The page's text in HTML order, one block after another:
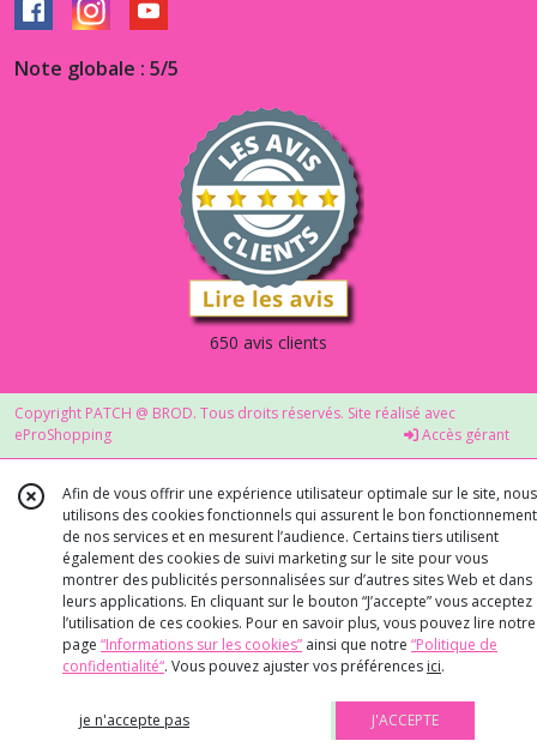
Note globale : 5/5
650 avis clients
Copyright PATCH @ BROD. Tous droits réservés. Site réalisé avec
eProShopping
Accès gérant
Afin de vous offrir une expérience utilisateur optimale sur le site, nous
utilisons des cookies fonctionnels qui assurent le bon fonctionnement
de nos services et en mesurent l’audience. Certains tiers utilisent
également des cookies de suivi marketing sur le site pour vous
montrer des publicités personnalisées sur d’autres sites Web et dans
leurs applications. En cliquant sur le bouton “J’accepte” vous acceptez
l’utilisation de ces cookies. Pour en savoir plus, vous pouvez lire notre
page “Informations sur les cookies” ainsi que notre “Politique de
confidentialité“. Vous pouvez ajuster vos préférences ici.
je n'accepte pas J'ACCEPTE